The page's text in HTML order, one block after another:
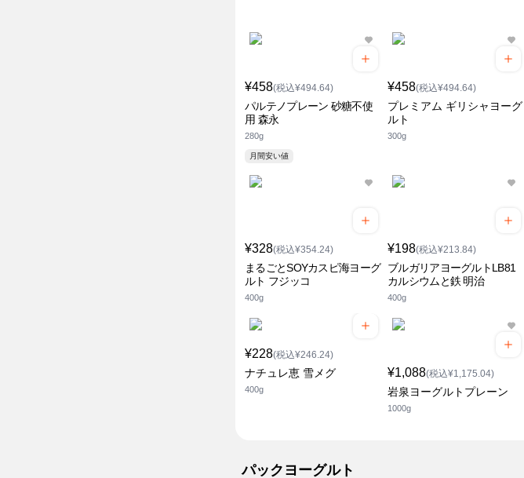
¥458(税込¥494.64)
パルテノプレーン 砂糖不使
用 森永
280g
月間安い値
¥458(税込¥494.64)
プレミアム ギリシャヨーグ
ルト
300g
¥328(税込¥354.24)
まるごとSOYカスピ海ヨーグ
ルト フジッコ
400g
¥198(税込¥213.84)
ブルガリアヨーグルトLB81
カルシウムと鉄 明治
400g
¥228(税込¥246.24)
ナチュレ恵 雪メグ
400g
¥1,088(税込¥1,175.04)
岩泉ヨーグルトプレーン
1000g
パックヨーグルト